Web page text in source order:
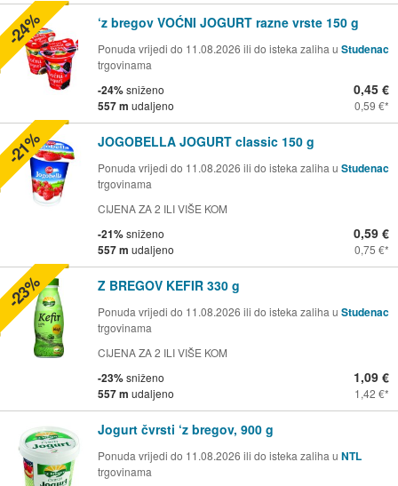
‘z bregov VOĆNI JOGURT razne vrste 150 g
Ponuda vrijedi do 11.08.2026 ili do isteka zaliha u Studenac
trgovinama
-24%sniženo
557 m udaljeno
0,45 €
0,59 €
-24%
JOGOBELLA JOGURT classic 150 g
Ponuda vrijedi do 11.08.2026 ili do isteka zaliha u Studenac
trgovinama
CIJENA ZA 2 ILI VIŠE KOM
-21%sniženo
557 m udaljeno
0,59 €
0,75 €
-21%
Z BREGOV KEFIR 330 g
Ponuda vrijedi do 11.08.2026 ili do isteka zaliha u Studenac
trgovinama
CIJENA ZA 2 ILI VIŠE KOM
-23%sniženo
557 m udaljeno
1,09 €
1,42 €
-23%
Jogurt čvrsti ‘z bregov, 900 g
Ponuda vrijedi do 11.08.2026 ili do isteka zaliha u NTL
trgovinama